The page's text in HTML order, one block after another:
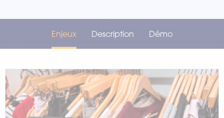
Enjeux Description Démo